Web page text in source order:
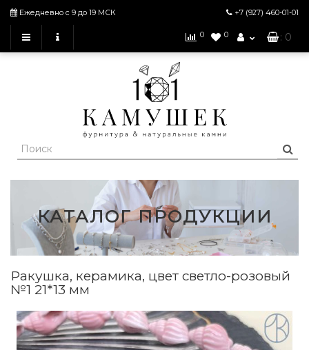
Ежедневно с 9 до 19 МСК +7 (927) 460-01-01
0 0 : 0
КАТАЛОГ ПРОДУКЦИИ
Ракушка, керамика, цвет светло-розовый
№1 21*13 мм